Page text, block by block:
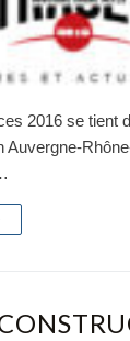
2016 se tient